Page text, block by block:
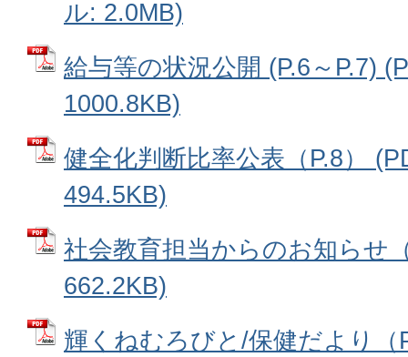
ル: 2.0MB)
給与等の状況公開 (P.6～P.7)
1000.8KB)
健全化判断比率公表（P.8）
494.5KB)
社会教育担当からのお知らせ
662.2KB)
輝くねむろびと/保健だより（